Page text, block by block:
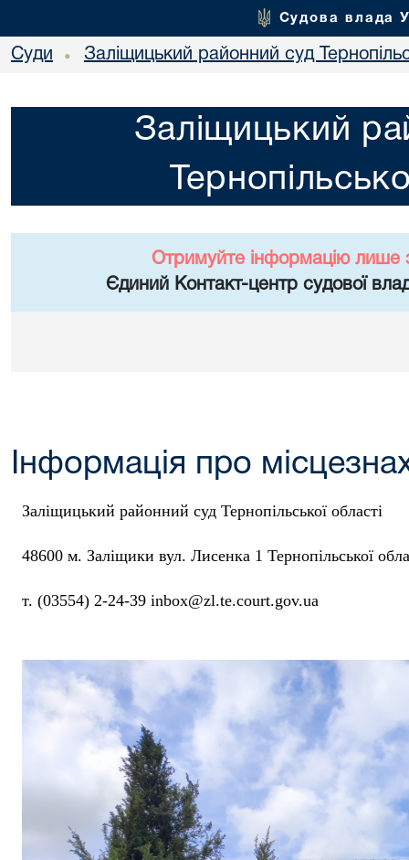
Судова влада
Суди • Заліщицький районний суд
Заліщицький
Отримуйте інформацію лише
Єдиний Контакт-центр судової
Інформація про
Заліщицький районний суд Тернопільської області
48600 м. Заліщики вул. Лисенка 1 Тернопільської
т. (03554) 2-24-39 inbox@zl.te.court.gov.ua